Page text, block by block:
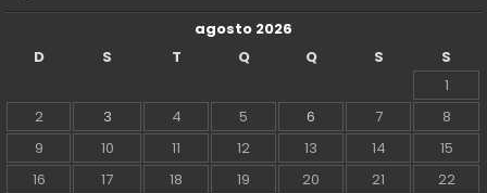
agosto 2026
D
S T Q Q S
S
1
2
3 4 5 6 7
8
9
10 11 12 13 14
15
16
17 18 19 20 21
22